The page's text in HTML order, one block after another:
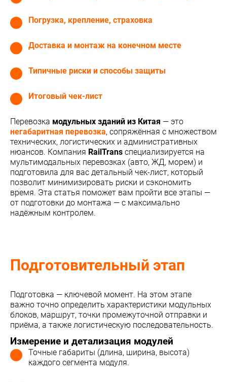
Погрузка, крепление, страховка
Доставка и монтаж на конечном месте
Типичные риски и способы защиты
Итоговый чек-лист
Перевозка модульных зданий из Китая — это
негабаритная перевозка, сопряжённая с множеством
технических, логистических и административных
нюансов. Компания RailTrans специализируется на
мультимодальных перевозках (авто, ЖД, морем) и
подготовила для вас детальный чек-лист, который
позволит минимизировать риски и сэкономить
время. Эта статья поможет вам пройти все этапы —
от подготовки до монтажа — с максимально
надёжным контролем.
Подготовительный этап
Подготовка — ключевой момент. На этом этапе
важно точно определить характеристики модульных
блоков, маршрут, точки промежуточной отправки и
приёма, а также логистическую последовательность.
Измерение и детализация модулей
Точные габариты (длина, ширина, высота)
каждого сегмента модуля.